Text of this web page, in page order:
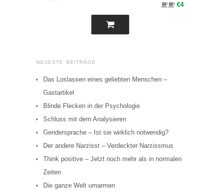
€4
NEUESTE BEITRÄGE
Das Loslassen eines geliebten Menschen –
Gastartikel
Blinde Flecken in der Psychologie
Schluss mit dem Analysieren
Gendersprache – Ist sie wirklich notwendig?
Der andere Narzisst – Verdeckter Narzissmus
Think positive – Jetzt noch mehr als in normalen
Zeiten
Die ganze Welt umarmen